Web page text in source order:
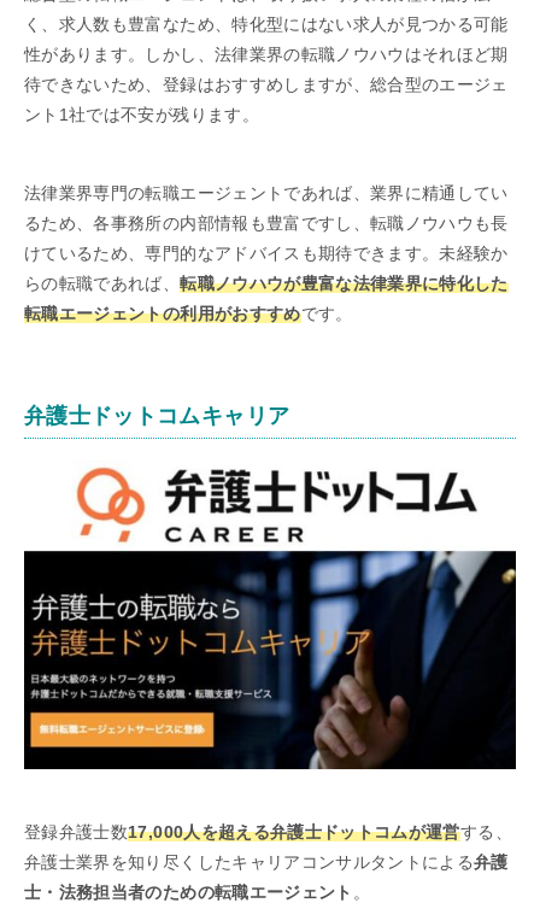
く、求人数も豊富なため、特化型にはない求人が見つかる可能
性があります。しかし、法律業界の転職ノウハウはそれほど期
待できないため、登録はおすすめしますが、総合型のエージェ
ント1社では不安が残ります。
法律業界専門の転職エージェントであれば、業界に精通してい
るため、各事務所の内部情報も豊富ですし、転職ノウハウも長
けているため、専門的なアドバイスも期待できます。未経験か
らの転職であれば、転職ノウハウが豊富な法律業界に特化した
転職エージェントの利用がおすすめです。
弁護士ドットコムキャリア
登録弁護士数17,000人を超える弁護士ドットコムが運営する、
弁護士業界を知り尽くしたキャリアコンサルタントによる弁護
士・法務担当者のための転職エージェント 。